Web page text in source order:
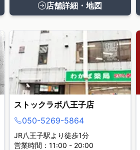
店舗詳細・地図
ストックラボ八王子店
050-5269-5864
JR八王子駅より徒歩1分
営業時間：11:00 - 20:00